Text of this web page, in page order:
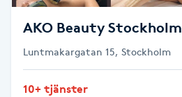
Barnklippning
BIAB
AKO Beauty Stockholm
Luntmakargatan 15, Stockholm
10+ tjänster